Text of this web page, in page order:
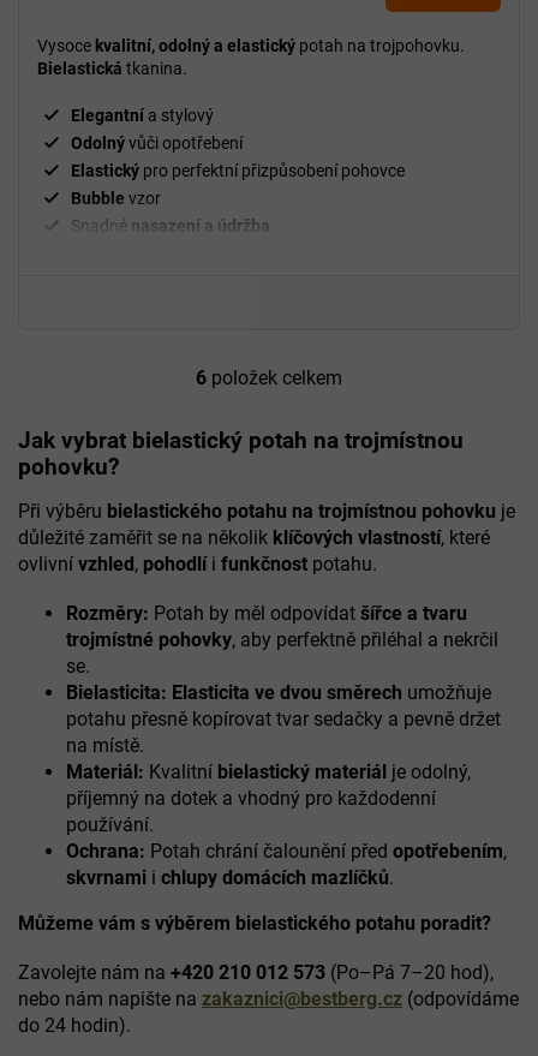
5,0
z
hvězdiček.
Vysoce kvalitní, odolný a elastický potah na trojpohovku.
Bielastická tkanina.
Elegantní a stylový
Odolnývůči opotřebení
Elastický pro perfektní přizpůsobení pohovce
Bubble vzor
Snadné nasazení a údržba
O
l
á
a
c
í
p
v
k
v
ý
p
s
u
6 položek celkem
Jak vybrat bielastický potah na trojmístnou
pohovku?
Při výběru bielastického potahu na trojmístnou pohovku je
důležité zaměřit se na několik klíčových vlastností, které
ovlivní vzhled , pohodlíi funkčnost potahu.
Rozměry: Potah by měl odpovídat šířce a tvaru
trojmístné pohovky, aby perfektně přiléhal a nekrčil
se.
Bielasticita: Elasticita ve dvou směrech umožňuje
potahu přesně kopírovat tvar sedačky a pevně držet
na místě.
Materiál: Kvalitní bielastický materiál je odolný,
příjemný na dotek a vhodný pro každodenní
používání.
Ochrana: Potah chrání čalounění před opotřebením,
skvrnami i chlupy domácích mazlíčků.
Můžeme vám s výběrem bielastického potahu poradit?
Zavolejte nám na +420 210 012 573 (Po–Pá 7–20 hod),
nebo nám napište na zakaznici@bestberg.cz (odpovídáme
do 24 hodin).